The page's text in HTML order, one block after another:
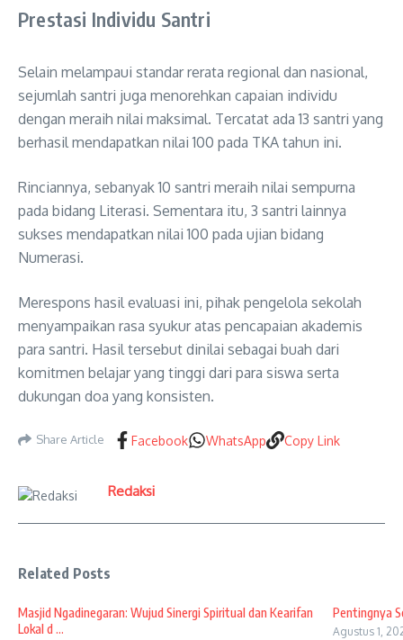
Prestasi Individu Santri
Selain melampaui standar rerata regional dan nasional,
sejumlah santri juga menorehkan capaian individu
dengan meraih nilai maksimal. Tercatat ada 13 santri yang
berhasil mendapatkan nilai 100 pada TKA tahun ini.
Rinciannya, sebanyak 10 santri meraih nilai sempurna
pada bidang Literasi. Sementara itu, 3 santri lainnya
sukses mendapatkan nilai 100 pada ujian bidang
Numerasi.
Merespons hasil evaluasi ini, pihak pengelola sekolah
menyampaikan rasa syukur atas pencapaian akademis
para santri. Hasil tersebut dinilai sebagai buah dari
komitmen belajar yang tinggi dari para siswa serta
dukungan doa yang konsisten.
Share Article Facebook WhatsApp Copy Link
Redaksi
Related Posts
Masjid Ngadinegaran: Wujud Sinergi Spiritual dan Kearifan
Lokal d ...
Pentingnya
Agustus 1,